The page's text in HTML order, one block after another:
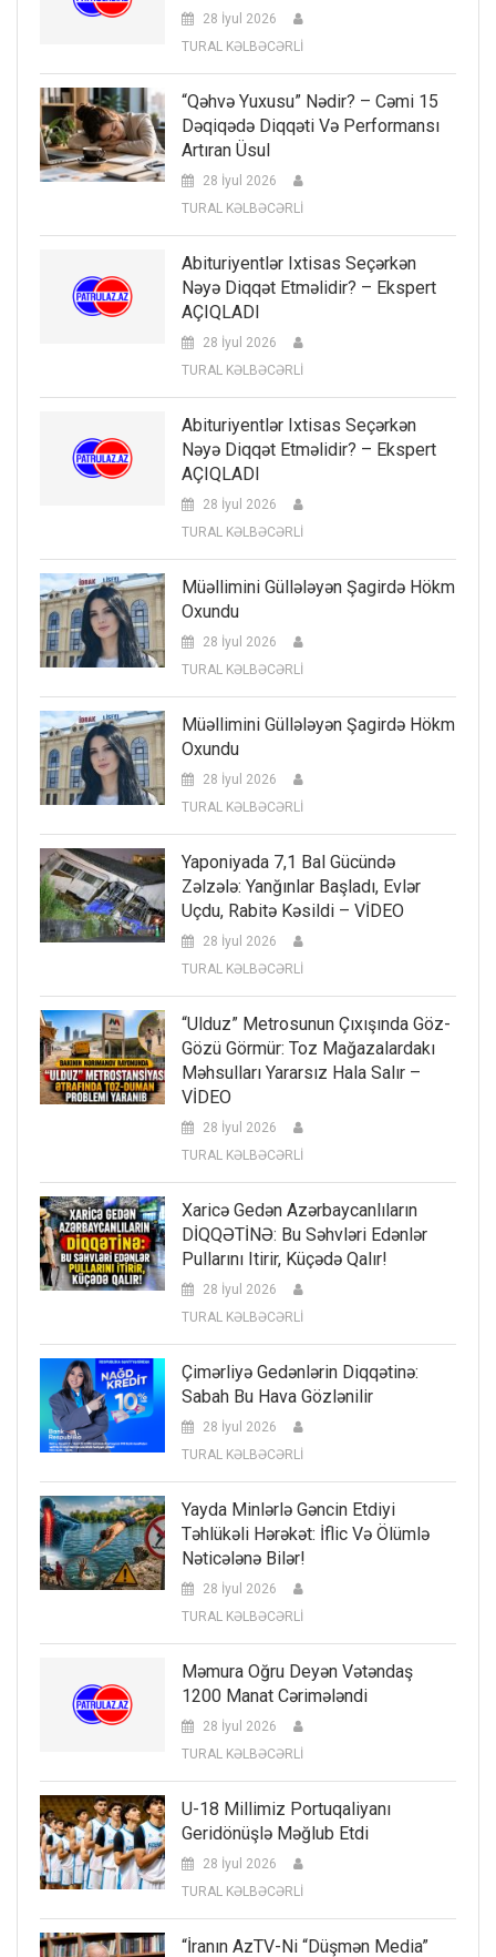
28 İyul 2026
TURAL KƏLBƏCƏRLİ
“Qəhvə Yuxusu” Nədir? – Cəmi 15
Dəqiqədə Diqqəti Və Performansı
Artıran Üsul
28 İyul 2026
TURAL KƏLBƏCƏRLİ
Abituriyentlər Ixtisas Seçərkən
Nəyə Diqqət Etməlidir? – Ekspert
AÇIQLADI
28 İyul 2026
TURAL KƏLBƏCƏRLİ
Abituriyentlər Ixtisas Seçərkən
Nəyə Diqqət Etməlidir? – Ekspert
AÇIQLADI
28 İyul 2026
TURAL KƏLBƏCƏRLİ
Müəllimini Güllələyən Şagirdə Hökm
Oxundu
28 İyul 2026
TURAL KƏLBƏCƏRLİ
Müəllimini Güllələyən Şagirdə Hökm
Oxundu
28 İyul 2026
TURAL KƏLBƏCƏRLİ
Yaponiyada 7,1 Bal Gücündə
Zəlzələ: Yanğınlar Başladı, Evlər
Uçdu, Rabitə Kəsildi – VİDEO
28 İyul 2026
TURAL KƏLBƏCƏRLİ
“Ulduz” Metrosunun Çıxışında Göz-
Gözü Görmür: Toz Mağazalardakı
Məhsulları Yararsız Hala Salır –
VİDEO
28 İyul 2026
TURAL KƏLBƏCƏRLİ
Xaricə Gedən Azərbaycanlıların
DİQQƏTİNƏ: Bu Səhvləri Edənlər
Pullarını Itirir, Küçədə Qalır!
28 İyul 2026
TURAL KƏLBƏCƏRLİ
Çimərliyə Gedənlərin Diqqətinə:
Sabah Bu Hava Gözlənilir
28 İyul 2026
TURAL KƏLBƏCƏRLİ
Yayda Minlərlə Gəncin Etdiyi
Təhlükəli Hərəkət: İflic Və Ölümlə
Nəticələnə Bilər!
28 İyul 2026
TURAL KƏLBƏCƏRLİ
Məmura Oğru Deyən Vətəndaş
1200 Manat Cərimələndi
28 İyul 2026
TURAL KƏLBƏCƏRLİ
U-18 Millimiz Portuqaliyanı
Geridönüşlə Məğlub Etdi
28 İyul 2026
TURAL KƏLBƏCƏRLİ
“İranın AzTV-Ni “düşmən Media”